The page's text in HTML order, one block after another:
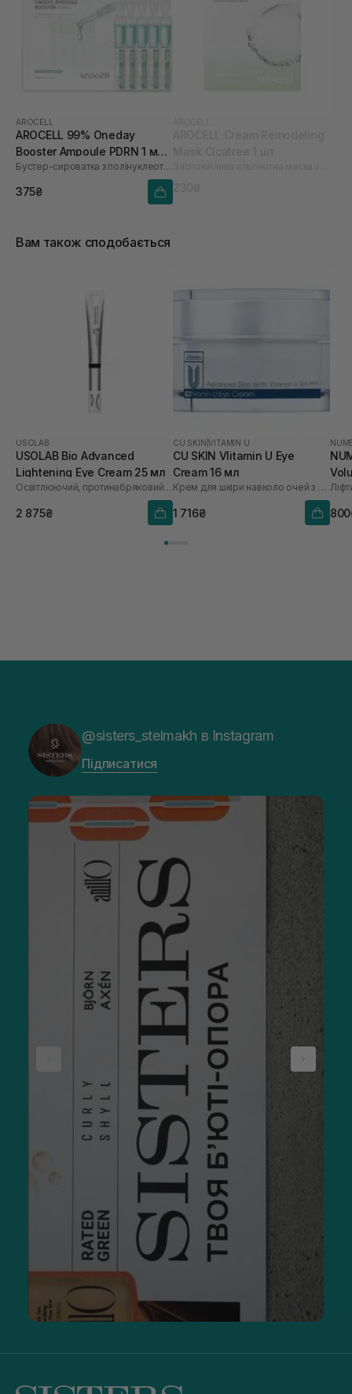
AROCELL
AROCELL 99% Oneday
Booster Ampoule PDRN 1 мл х
5 шт
Бустер-сироватка з полінуклеотидами
375₴
Вам також сподобається
USOLAB
USOLAB Bio Advanced
Lightening Eye Cream 25 мл
Освітлюючий, протинабряковий та омолоджуючий крем для очей
2 875₴
CU SKIN |VITAMIN U
CU SKIN VIitamin U Eye
Cream 16 мл
Крем для шкіри навколо очей з пептидами
1 716₴
@sisters_stelmakh в Instagram
Підписатися